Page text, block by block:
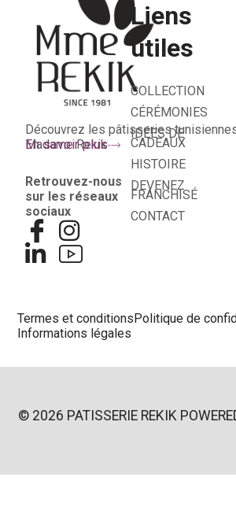
Découvrez les pâtisseries
Madame Rekik
En savoir plus
Retrouvez-nous
sur les réseaux
sociaux
Liens
utiles
COLLECTION
CÉRÉMONIES
IDÉES DE
CADEAUX
HISTOIRE
DEVENEZ
FRANCHISÉ
CONTACT
Termes et conditionsPolitique de
Informations légales
© 2026 PATISSERIE REKIK